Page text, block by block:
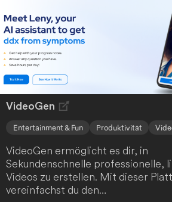
hochauflösende Videoerstellung
Bildraten zwischen 3 und 30
Sekunde. Du kannst Videos von bis
Sekunden Länge in einer
576x1024 erstellen, was die
für Content-Ersteller und KI-
macht.
VideoGen
Entertainment & Fun Produktivität
VideoGen ermöglicht es dir, in
Sekundenschnelle professionelle,
Videos zu erstellen. Mit dieser
vereinfachst du den